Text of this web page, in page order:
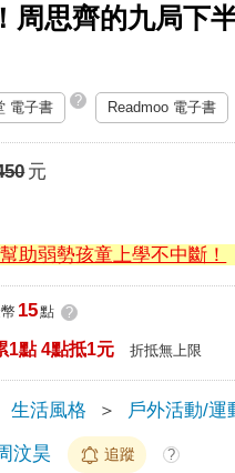
周思齊的九局下
電子書 ? Readmoo 電子書
元
助弱勢孩童上學不中斷！
15點 ?
1點 4點抵1元 折抵無上限
生活風格 ＞ 戶外活動/運
汶昊 追蹤 ?